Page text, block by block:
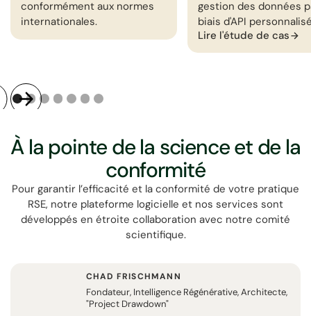
conformément aux normes
internationales.
gestion des données
biais d'API
Lire l'étude de cas
À la pointe de la science et de la
conformité
Pour garantir l’efficacité et la conformité de votre pratique
RSE, notre plateforme logicielle et nos services sont
développés en étroite collaboration avec notre comité
scientifique.
CHAD FRISCHMANN
Fondateur, Intelligence Régénérative, Architecte,
"Project Drawdown"